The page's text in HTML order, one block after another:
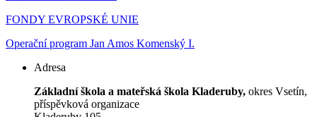
FONDY EVROPSKÉ UNIE
Operační program Jan Amos Komenský I.
Adresa
Základní škola a mateřská škola Kladeruby, okres Vsetín,
příspěvková organizace